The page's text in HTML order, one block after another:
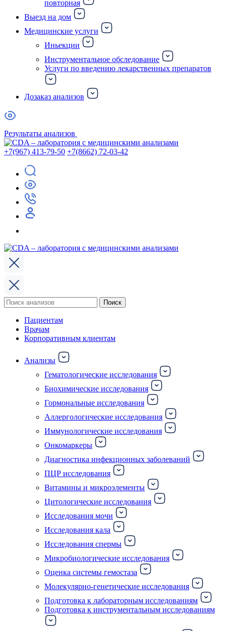
повторная
Выезд на дом
Медицинские услуги
Иньекции
Инструментальное обследование
Услуги по введению лекарственных препаратов
Дозаказ анализов
Результаты анализов
+7(967) 413-79-50 +7(8662) 72-03-42
Поиск
по:
Поиск
Пациентам
Врачам
Корпоративным клиентам
Анализы
Гематологические исследования
Биохимические исследования
Гормональные исследования
Аллергологические исследования
Иммунологические исследования
Онкомаркеры
Диагностика инфекционных заболеваний
ПЦР исследования
Витамины и микроэлементы
Цитологические исследования
Исследования мочи
Исследования кала
Исследования спермы
Микробиологические исследования
Оценка системы гемостаза
Молекулярно-генетические исследования
Подготовка к лабораторным исследованиям
Подготовка к инструментальным исследованиям